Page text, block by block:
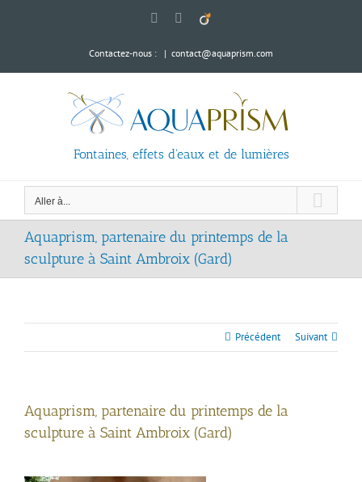
LinkedInYouTube
Viadeo
Contactez-nous : | contact@aquaprism.com
Fontaines, effets d'eaux et de lumières
Aller à...
Aquaprism, partenaire du printemps de la
sculpture à Saint Ambroix (Gard)
Précédent Suivant
Aquaprism, partenaire du printemps de la
sculpture à Saint Ambroix (Gard)